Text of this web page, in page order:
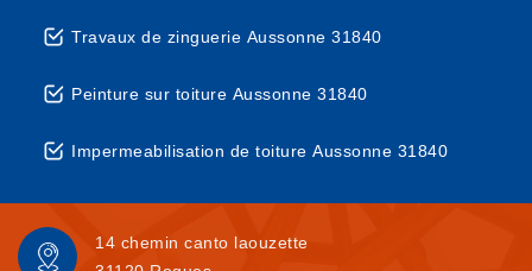
Travaux de zinguerie Aussonne 31840
Peinture sur toiture Aussonne 31840
Impermeabilisation de toiture Aussonne 31840
14 chemin canto laouzette